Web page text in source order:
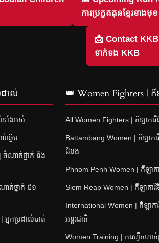
ការប្រកួតគុនខ្មែរខាងមុខ
📩 Contact KKB
ទាក់ទង KKB
ដាល់
ទាំងអស់
ឆ្នើម
ចំណាត់ថ្នាក់ និង
ត់ថ្នាក់ ៥១–
នកប្រដាល់បាត់
👑 Women Fighters | កី
All Women Fighters | កីឡាកា
Battambang Women | កីឡាកា
ដំបង
Phnom Penh Women | កីឡាកា
Siem Reap Women | កីឡាការិ
International Women | កីឡាកា
អន្តរជាតិ
Women Training | ការហ្វឹកហាត់